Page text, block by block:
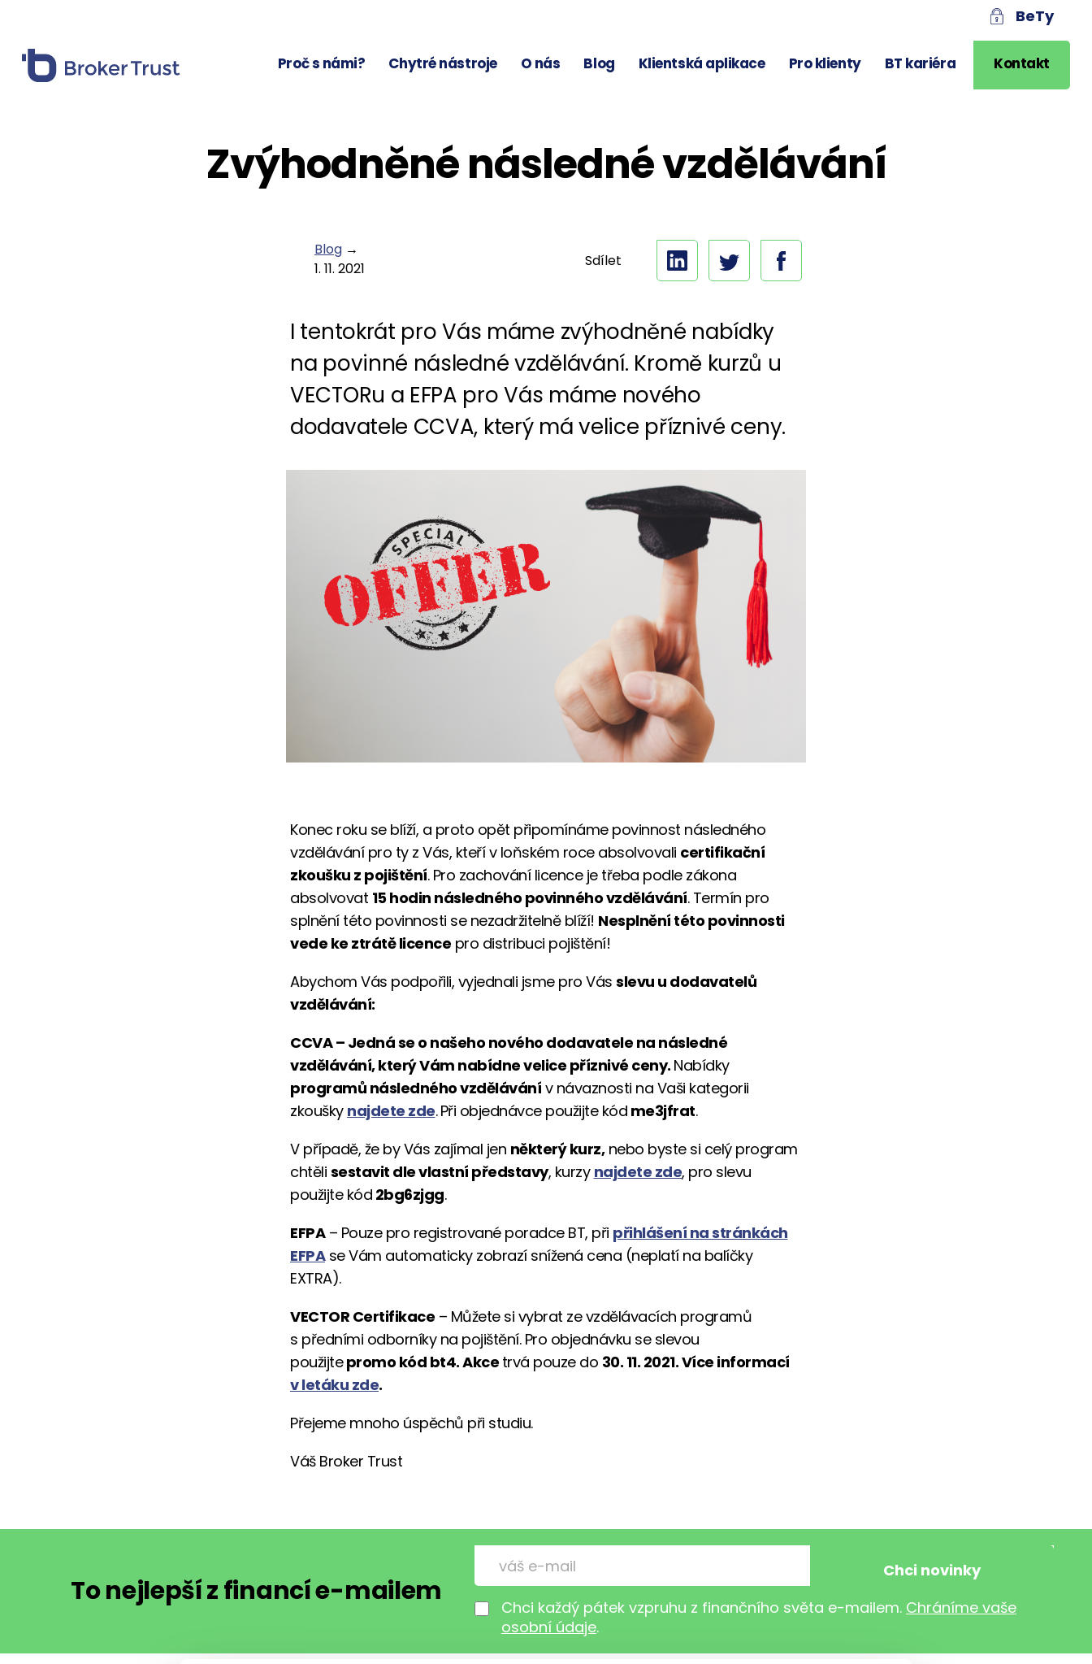
Proč s námi? Chytré nástroje O nás Blog Klientská aplikace Pro klienty BT kariéra Kontakt
BeTy
Zvýhodněné následné vzdělávání
Blog →
1. 11. 2021
Sdílet
I tentokrát pro Vás máme zvýhodněné nabídky
na povinné následné vzdělávání. Kromě kurzů u
VECTORu a EFPA pro Vás máme nového
dodavatele CCVA, který má velice příznivé ceny.
Konec roku se blíží, a proto opět připomínáme povinnost následného
vzdělávání pro ty z Vás, kteří v loňském roce absolvovali certifikační
zkoušku z pojištění. Pro zachování licence je třeba podle zákona
absolvovat 15 hodin následného povinného vzdělávání. Termín pro
splnění této povinnosti se nezadržitelně blíží! Nesplnění této povinnosti
vede ke ztrátě licence pro distribuci pojištění!
Abychom Vás podpořili, vyjednali jsme pro Vás slevu u dodavatelů
vzdělávání:
CCVA – Jedná se o našeho nového dodavatele na následné
vzdělávání, který Vám nabídne velice příznivé ceny. Nabídky
programů následného vzdělávání v návaznosti na Vaši kategorii
zkoušky najdete zde. Při objednávce použijte kód me3jfrat.
V případě, že by Vás zajímal jen některý kurz,nebo byste si celý program
chtěli sestavit dle vlastní představy, kurzy najdete zde, pro slevu
použijte kód 2bg6zjgg.
EFPA– Pouze pro registrované poradce BT, při přihlášení na stránkách
EFPAse Vám automaticky zobrazí snížená cena (neplatí na balíčky
EXTRA).
VECTOR Certifikace – Můžete si vybrat ze vzdělávacích programů
s předními odborníky na pojištění. Pro objednávku se slevou
použijtepromo kód bt4. Akce trvá pouze do 30. 11. 2021. Více informací
v letáku zde.
Přejeme mnoho úspěchů při studiu.
Váš Broker Trust
To nejlepší z financí e-mailem Chci každý pátek vzpruhu z finančního světa e-mailem. Chráníme vaše
osobní údaje.